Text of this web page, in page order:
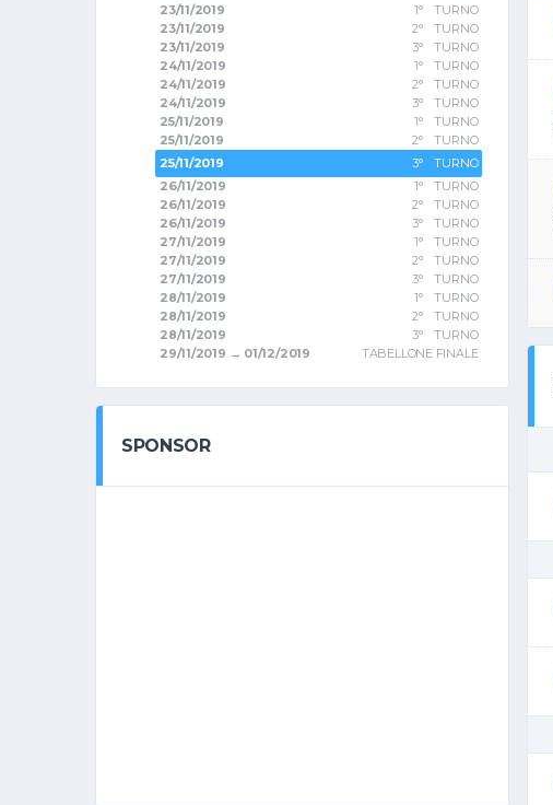
23/11/2019
1° TURNO
23/11/2019
2° TURNO
23/11/2019
3° TURNO
24/11/2019
1° TURNO
24/11/2019
2° TURNO
24/11/2019
3° TURNO
25/11/2019
1° TURNO
25/11/2019
2° TURNO
25/11/2019
3° TURNO
26/11/2019
1° TURNO
26/11/2019
2° TURNO
26/11/2019
3° TURNO
27/11/2019
1° TURNO
27/11/2019
2° TURNO
27/11/2019
3° TURNO
28/11/2019
1° TURNO
28/11/2019
2° TURNO
28/11/2019
3° TURNO
29/11/2019 → 01/12/2019
TABELLONE FINALE
SPONSOR